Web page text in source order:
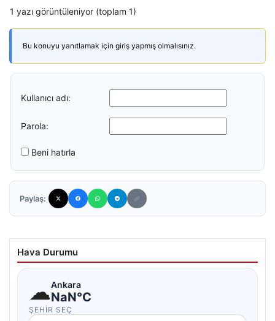
1 yazı görüntüleniyor (toplam 1)
Bu konuyu yanıtlamak için giriş yapmış olmalısınız.
Kullanıcı adı:
Parola:
Beni hatırla
Paylaş:
Hava Durumu
☁Ankara
NaN°C
ŞEHIR SEÇ